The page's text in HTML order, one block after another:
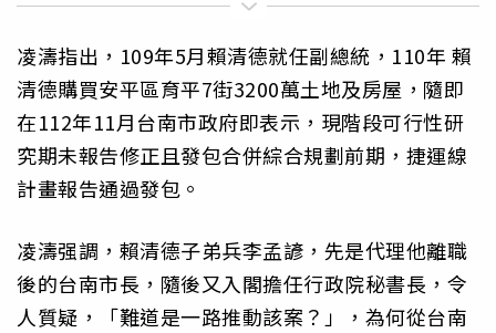
凌濤指出，109年5月賴清德就任副總統，110年 賴
清德購買安平區育平7街3200萬土地及房屋，隨即
在112年11月台南市政府即表示，現階段可行性研
究期未報告修正且發包合併綜合規劃前期，捷運線
計畫報告通過發包。
凌濤强調，賴清德子弟兵李孟諺，先是代理他離職
後的台南市長，隨後又入閣擔任行政院秘書長，令
人質疑，「難道是一路推動該案？」，為何從台南